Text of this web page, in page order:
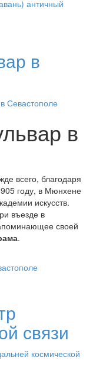
античный
в
в
всего, благодаря
году, в Мюнхене
искусств.
въезде в
своей
.
связи